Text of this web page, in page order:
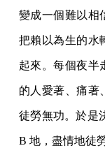
變成一個難以相
把賴以為生的水
起來。每個夜半
的人愛著、痛著
徒勞無功。於是
B 地，盡情地徒